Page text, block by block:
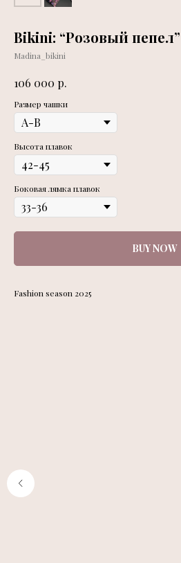
Bikini: “Розовый пепел”
Madina_bikini
106 000 р.
Размер чашки
Высота плавок
Боковая лямка плавок
BUY NOW
Fashion season 2025